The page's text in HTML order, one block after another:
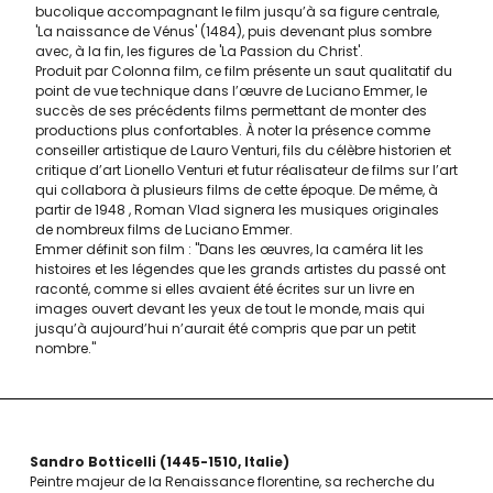
bucolique accompagnant le film jusqu’à sa figure centrale,
'La naissance de Vénus' (1484), puis devenant plus sombre
avec, à la fin, les figures de 'La Passion du Christ'.
Produit par Colonna film, ce film présente un saut qualitatif du
point de vue technique dans l’œuvre de Luciano Emmer, le
succès de ses précédents films permettant de monter des
productions plus confortables. À noter la présence comme
conseiller artistique de Lauro Venturi, fils du célèbre historien et
critique d’art Lionello Venturi et futur réalisateur de films sur l’art
qui collabora à plusieurs films de cette époque. De même, à
partir de 1948 , Roman Vlad signera les musiques originales
de nombreux films de Luciano Emmer.
Emmer définit son film : "Dans les œuvres, la caméra lit les
histoires et les légendes que les grands artistes du passé ont
raconté, comme si elles avaient été écrites sur un livre en
images ouvert devant les yeux de tout le monde, mais qui
jusqu’à aujourd’hui n’aurait été compris que par un petit
nombre."
Sandro Botticelli 1445-1510 Italie
Peintre majeur de la Renaissance florentine, sa recherche du